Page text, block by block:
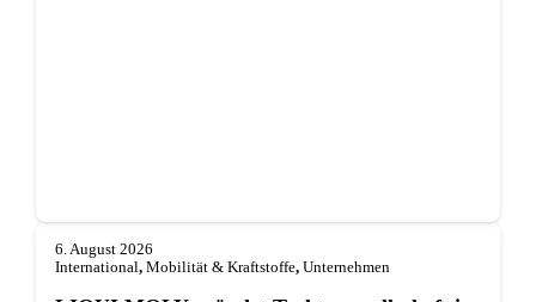
6. August 2026
International, Mobilität & Kraftstoffe, Unternehmen